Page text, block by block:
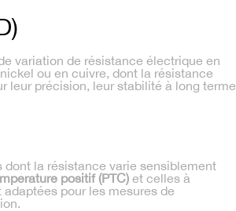
variation de résistance électrique en
ou en cuivre, dont la résistance
leur précision, leur stabilité à long terme
la résistance varie sensiblement
positif (PTC) et celles à
pour les mesures de